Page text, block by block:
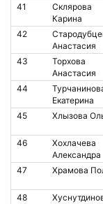
41
Склярова
Карина
42
Анастасия
43
Торхова
Анастасия
44
Екатерина
45 Хлызова
46
Хохлачева
Александра
47 Храмова
48